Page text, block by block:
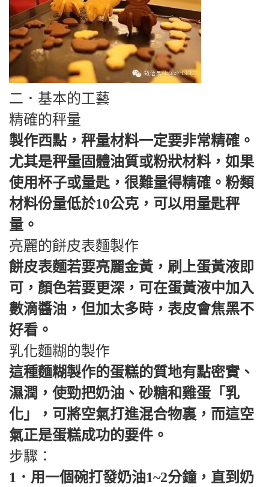
二．基本的工藝
精確的秤量
製作西點，秤量材料一定要非常精確。
尤其是秤量固體油質或粉狀材料，如果
使用杯子或量匙，很難量得精確。粉類
材料份量低於10公克，可以用量匙秤
量。
亮麗的餅皮表麵製作
餅皮表麵若要亮麗金黃，刷上蛋黃液即
可，顏色若要更深，可在蛋黃液中加入
數滴醬油，但加太多時，表皮會焦黑不
好看。
乳化麵糊的製作
這種麵糊製作的蛋糕的質地有點密實、
濕潤，使勁把奶油、砂糖和雞蛋「乳
化」，可將空氣打進混合物裏，而這空
氣正是蛋糕成功的要件。
步驟：
1．用一個碗打發奶油1~2分鐘，直到奶